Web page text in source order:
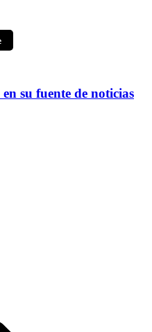
en su fuente de noticias